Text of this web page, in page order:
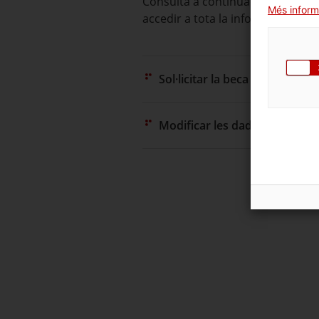
accedir a tota la informació i
Sol·licitar la beca
Modificar les dades de la
Més